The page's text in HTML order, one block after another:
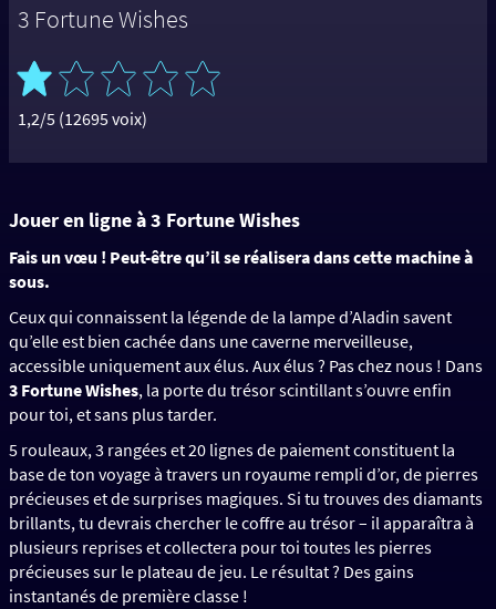
3 Fortune Wishes
1,2/5 (12695 voix)
Jouer en ligne à 3 Fortune Wishes
Fais un vœu ! Peut-être qu’il se réalisera dans cette machine à
sous.
Ceux qui connaissent la légende de la lampe d’Aladin savent
qu’elle est bien cachée dans une caverne merveilleuse,
accessible uniquement aux élus. Aux élus ? Pas chez nous ! Dans
3 Fortune Wishes, la porte du trésor scintillant s’ouvre enfin
pour toi, et sans plus tarder.
5 rouleaux, 3 rangées et 20 lignes de paiement constituent la
base de ton voyage à travers un royaume rempli d’or, de pierres
précieuses et de surprises magiques. Si tu trouves des diamants
brillants, tu devrais chercher le coffre au trésor – il apparaîtra à
plusieurs reprises et collectera pour toi toutes les pierres
précieuses sur le plateau de jeu. Le résultat ? Des gains
instantanés de première classe !